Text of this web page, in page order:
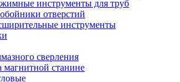
инструменты для труб
отверстий
инструменты
сверления
магнитной станине